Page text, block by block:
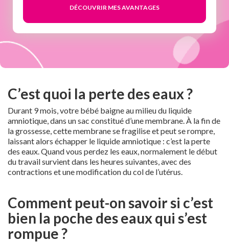
C’est quoi la perte des eaux ?
Durant 9 mois, votre bébé baigne au milieu du liquide
amniotique, dans un sac constitué d’une membrane. À la fin de
la grossesse, cette membrane se fragilise et peut se rompre,
laissant alors échapper le liquide amniotique : c’est la perte
des eaux. Quand vous perdez les eaux, normalement le début
du travail survient dans les heures suivantes, avec des
contractions et une modification du col de l’utérus.
Comment peut-on savoir si c’est
bien la poche des eaux qui s’est
rompue ?